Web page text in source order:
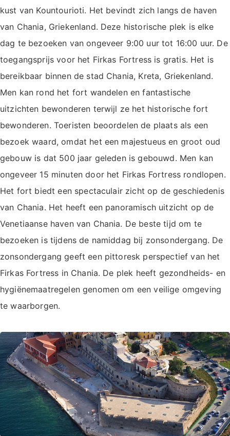
kust van Kountourioti. Het bevindt zich langs de haven
van Chania, Griekenland. Deze historische plek is elke
dag te bezoeken van ongeveer 9:00 uur tot 16:00 uur. De
toegangsprijs voor het Firkas Fortress is gratis. Het is
bereikbaar binnen de stad Chania, Kreta, Griekenland.
Men kan rond het fort wandelen en fantastische
uitzichten bewonderen terwijl ze het historische fort
bewonderen. Toeristen beoordelen de plaats als een
bezoek waard, omdat het een majestueus en groot oud
gebouw is dat 500 jaar geleden is gebouwd. Men kan
ongeveer 15 minuten door het Firkas Fortress rondlopen.
Het fort biedt een spectaculair zicht op de geschiedenis
van Chania. Het heeft een panoramisch uitzicht op de
Venetiaanse haven van Chania. De beste tijd om te
bezoeken is tijdens de namiddag bij zonsondergang. De
zonsondergang geeft een pittoresk perspectief van het
Firkas Fortress in Chania. De plek heeft gezondheids- en
hygiënemaatregelen genomen om een veilige omgeving
te waarborgen.